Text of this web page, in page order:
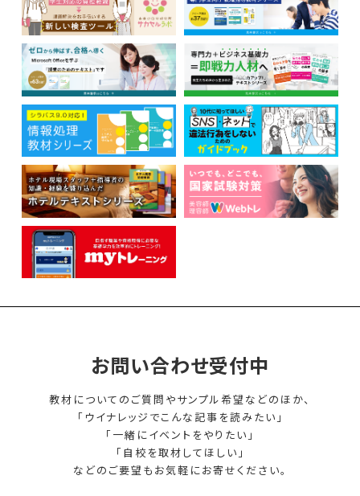
お問い合わせ受付中
教材についてのご質問やサンプル希望などのほか、
「ウイナレッジでこんな記事を読みたい」
「一緒にイベントをやりたい」
「自校を取材してほしい」
などのご要望もお気軽にお寄せください。